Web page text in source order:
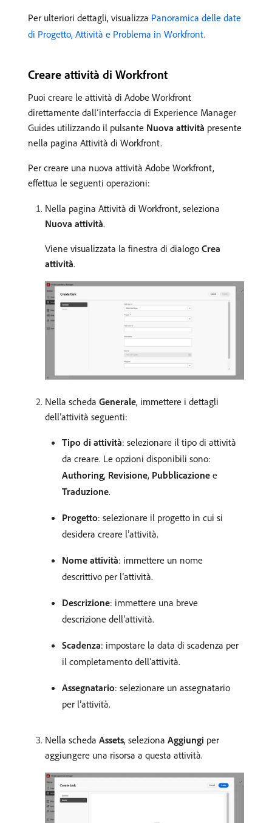
Per ulteriori dettagli, visualizza Panoramica delle date
di Progetto, Attività e Problema in Workfront.
Creare attività di Workfront
Puoi creare le attività di Adobe Workfront
direttamente dall’interfaccia di Experience Manager
Guides utilizzando il pulsante Nuova attività presente
nella pagina Attività di Workfront.
Per creare una nuova attività Adobe Workfront,
effettua le seguenti operazioni:
Nella pagina Attività di Workfront, seleziona
Nuova attività.
Viene visualizzata la finestra di dialogo Crea
attività.
Nella scheda Generale, immettere i dettagli
dell’attività seguenti:
Tipo di attività: selezionare il tipo di attività
da creare. Le opzioni disponibili sono:
Authoring, Revisione, Pubblicazione e
Traduzione.
Progetto: selezionare il progetto in cui si
desidera creare l’attività.
Nome attività: immettere un nome
descrittivo per l’attività.
Descrizione: immettere una breve
descrizione dell’attività.
Scadenza: impostare la data di scadenza per
il completamento dell’attività.
Assegnatario: selezionare un assegnatario
per l’attività.
Nella scheda Assets, seleziona Aggiungi per
aggiungere una risorsa a questa attività.